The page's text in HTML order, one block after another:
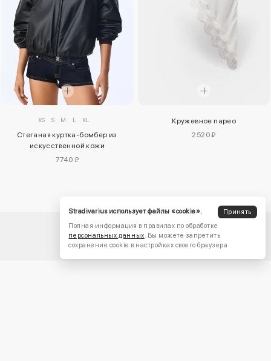
XS S M L XL
Стеганая куртка-бомбер из
искусственной кожи
7740 ₽
Кружевное парео
2520 ₽
Stradivarius использует файлы «cookie».
Принять
Полная информация в правилах по обработке
персональных данных. Вы можете запретить
сохранение cookie в настройках своего браузера